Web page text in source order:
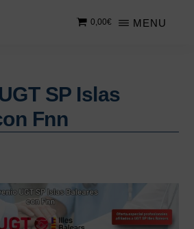
MENU
0,00€
SP Islas
Fnn